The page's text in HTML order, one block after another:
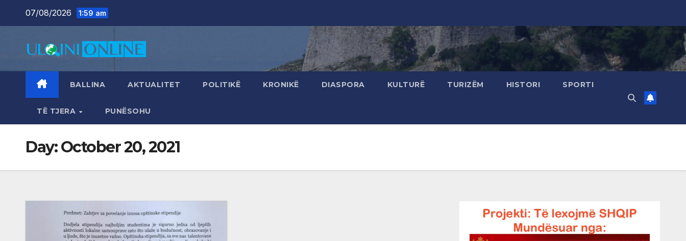
07/08/2026 1:59 am
BALLINA AKTUALITET POLITIKË KRONIKË DIASPORA KULTURË TURIZËM HISTORI SPORTI
TË TJERA PUNËSOHU
Day:October 20, 2021